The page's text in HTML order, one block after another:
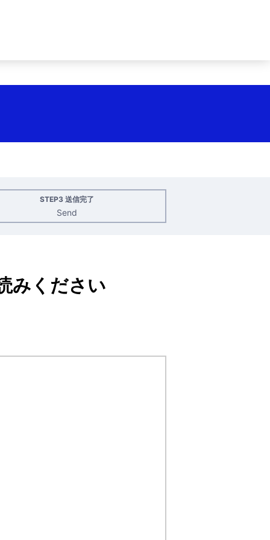
STEP3 送信完了
Send
みください